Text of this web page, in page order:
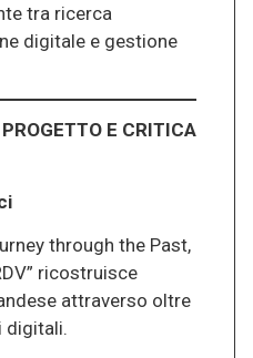
tra ricerca
digitale e gestione
E CRITICA
through the Past,
ricostruisce
attraverso oltre
digitali.